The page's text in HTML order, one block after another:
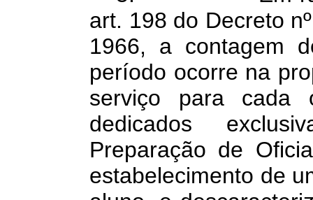
art. 198 do Decreto
1966, a contagem
período ocorre na
serviço para cada
dedicados
Preparação de
estabelecimento de